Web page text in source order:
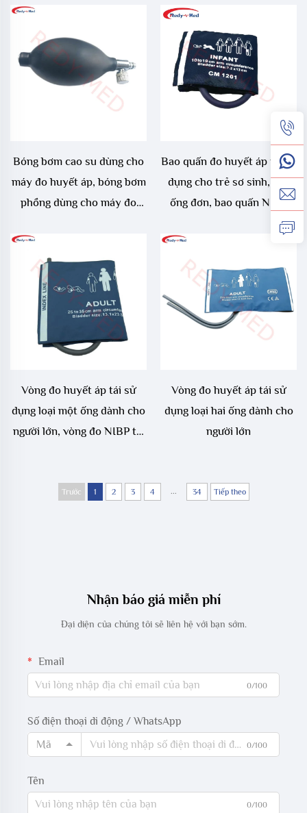
Bóng bơm cao su dùng cho
máy đo huyết áp, bóng bơm
phồng dùng cho máy đo
van, bóng bơm bóp tay,
bóng bơm làm bằng cao
su/PVC
Bao quấn đo huyết áp tái sử
dụng cho trẻ sơ sinh, loại
ống đơn, bao quấn NIBP
Vòng đo huyết áp tái sử
dụng loại một ống dành cho
người lớn, vòng đo NIBP tái
Vòng đo huyết áp tái sử
dụng loại hai ống dành cho
người lớn
Trước 1 2 3 4 ... 34 Tiếp theo
Nhận báo giá miễn phí
Đại diện của chúng tôi sẽ liên hệ với bạn sớm.
Email
0/100
Số điện thoại di động / WhatsApp
Mã
0/100
Tên
0/100